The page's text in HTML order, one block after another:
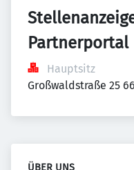
Partnerportal
Hauptsitz
Großwaldstraße 25
ÜBER UNS